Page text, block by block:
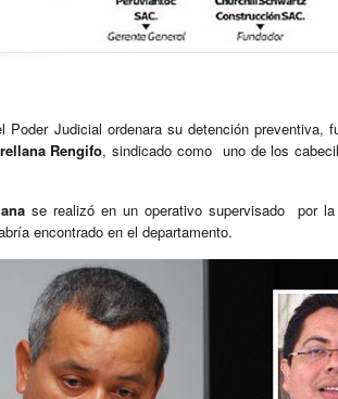
Poder Judicial ordenara su detención preventiva,
Rengifo, sindicado como uno de los
se realizó en un operativo supervisado por
encontrado en el departamento.